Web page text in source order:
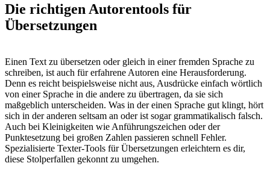
Die richtigen Autorentools für
Übersetzungen
Einen Text zu übersetzen oder gleich in einer fremden Sprache zu
schreiben, ist auch für erfahrene Autoren eine Herausforderung.
Denn es reicht beispielsweise nicht aus, Ausdrücke einfach wörtlich
von einer Sprache in die andere zu übertragen, da sie sich
maßgeblich unterscheiden. Was in der einen Sprache gut klingt, hört
sich in der anderen seltsam an oder ist sogar grammatikalisch falsch.
Auch bei Kleinigkeiten wie Anführungszeichen oder der
Punktesetzung bei großen Zahlen passieren schnell Fehler.
Spezialisierte Texter-Tools für Übersetzungen erleichtern es dir,
diese Stolperfallen gekonnt zu umgehen.